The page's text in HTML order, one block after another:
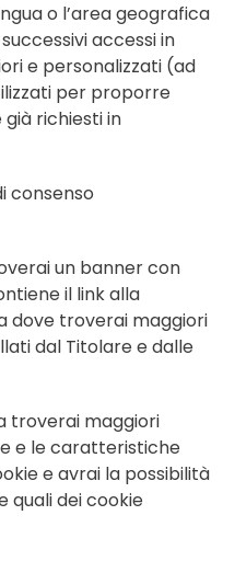
o l’area geografica
accessi in
e personalizzati (ad
per proporre
richiesti in
consenso
un banner con
il link alla
dove troverai maggiori
dal Titolare e dalle
troverai maggiori
e le caratteristiche
e avrai la possibilità
quali dei cookie